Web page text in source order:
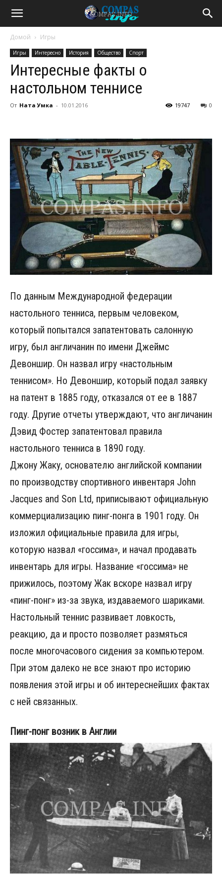
Домой Игры
Игры Интересно История Общество Спорт
Интересные факты о
настольном теннисе
От Ната Умка - 10.01.2016 0
19747
По данным Международной федерации
настольного тенниса, первым человеком,
который попытался запатентовать салонную
игру, был англичанин по имени Джеймс
Девоншир. Он назвал игру «настольным
теннисом». Но Девоншир, который подал заявку
на патент в 1885 году, отказался от ее в 1887
году. Другие отчеты утверждают, что англичанин
Дэвид Фостер запатентовал правила
настольного тенниса в 1890 году.
Джону Жаку, основателю английской компании
по производству спортивного инвентаря John
Jacques and Son Ltd, приписывают официальную
коммерциализацию пинг-понга в 1901 году. Он
изложил официальные правила для игры,
которую назвал «госсима», и начал продавать
инвентарь для игры. Название «госсима» не
прижилось, поэтому Жак вскоре назвал игру
«пинг-понг» из-за звука, издаваемого шариками.
Настольный теннис развивает ловкость,
реакцию, да и просто позволяет размяться
после многочасового сидения за компьютером.
При этом далеко не все знают про историю
появления этой игры и об интереснейших фактах
с ней связанных.
Пинг-понг возник в Англии